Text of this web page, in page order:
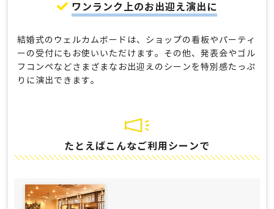
ワンランク上のお出迎え演出に
結婚式のウェルカムボードは、ショップの看板やパーティ
ーの受付にもお使いいただけます。その他、発表会やゴル
フコンペなどさまざまなお出迎えのシーンを特別感たっぷ
りに演出できます。
たとえばこんなご利用シーンで